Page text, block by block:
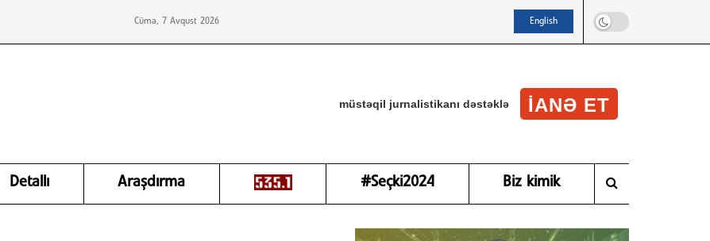
Cümə, 7 Avqust 2026 English
müstəqil jurnalistikanı dəstəklə IANƏ ET
Detallı Araşdırma #Seçki2024 Biz kimik